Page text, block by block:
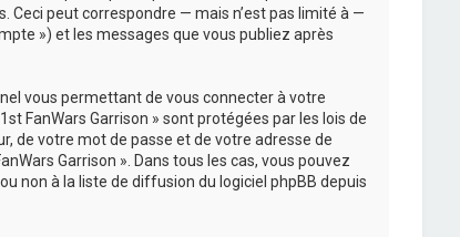
Ceci peut correspondre — mais n’est pas limité à —
») et les messages que vous publiez après
vous permettant de vous connecter à votre
FanWars Garrison » sont protégées par les lois de
de votre mot de passe et de votre adresse de
Garrison ». Dans tous les cas, vous pouvez
non à la liste de diffusion du logiciel phpBB depuis